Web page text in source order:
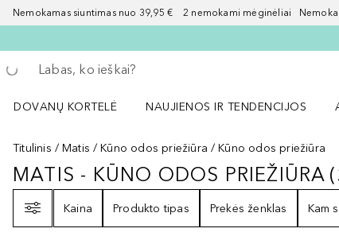
Nemokamas siuntimas nuo 39,95 € 2 nemokami mėginėliai
Grįžk atgal
Vykdykite paiešką
DOVANŲ KORTELĖ
NAUJIENOS IR TENDENCIJOS
Titulinis
Matis Kūno odos priežiūra Kūno odos priežiūra
MATIS - KŪNO ODOS
MATIS - KŪNO ODOS PRIEŽIŪRA (
Kaina
Produkto tipas Prekės ženklas Kam